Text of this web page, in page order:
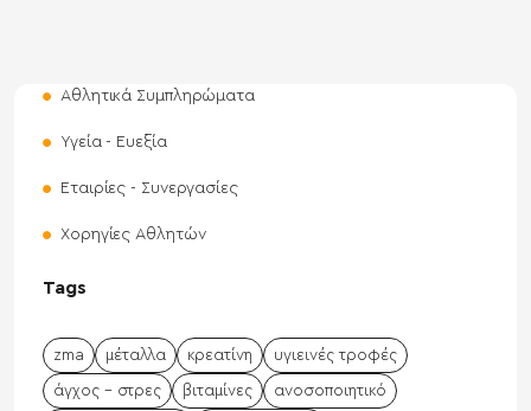
Αθλητικά Συμπληρώματα
Υγεία - Ευεξία
Εταιρίες - Συνεργασίες
Χορηγίες Αθλητών
Tags
zma μέταλλα κρεατίνη υγιεινές τροφές
άγχος - στρες βιταμίνες ανοσοποιητικό